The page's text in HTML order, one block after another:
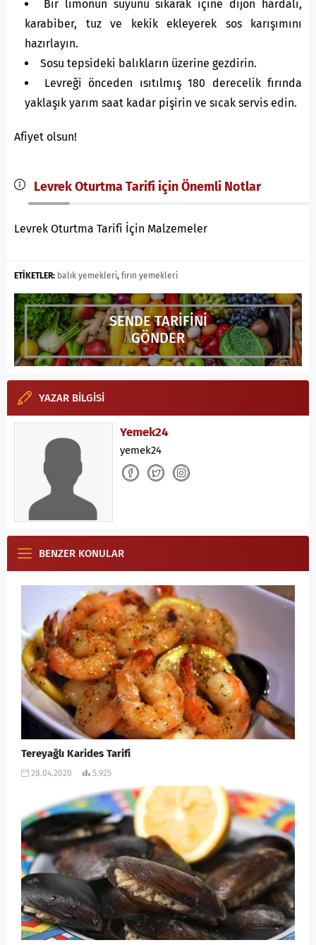
Bir limonun suyunu sıkarak içine dijon hardalı,
karabiber, tuz ve kekik ekleyerek sos karışımını
hazırlayın.
Sosu tepsideki balıkların üzerine gezdirin.
Levreği önceden ısıtılmış 180 derecelik fırında
yaklaşık yarım saat kadar pişirin ve sıcak servis edin.
Afiyet olsun!
Levrek Oturtma Tarifi için Önemli Notlar
Levrek Oturtma Tarifi İçin Malzemeler
ETİKETLER: balık yemekleri, fırın yemekleri
SENDE TARİFİNİ
GÖNDER
YAZAR BİLGİSİ
Yemek24
yemek24
BENZER KONULAR
Tereyağlı Karides Tarifi
28.04.2020 5.925